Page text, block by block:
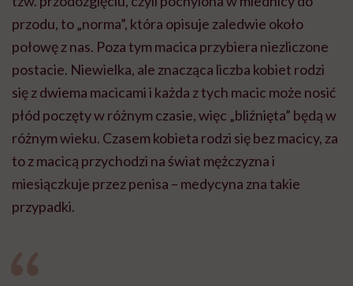
przodu, to „norma”, która opisuje zaledwie około
połowę z nas. Poza tym macica przybiera niezliczone
postacie. Niewielka, ale znacząca liczba kobiet rodzi
się z dwiema macicami i każda z tych macic może nosić
płód poczęty w różnym czasie, więc „bliźnięta” będą w
różnym wieku. Czasem kobieta rodzi się bez macicy, za
to z macicą przychodzi na świat mężczyzna i
miesiączkuje przez penisa – medycyna zna takie
przypadki.